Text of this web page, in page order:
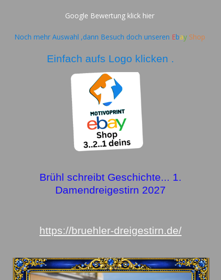
Google Bewertung klick hier
Noch mehr Auswahl ,dann Besuch doch unseren EbayShop
Einfach aufs Logo klicken .
Brühl schreibt Geschichte... 1.
Damendreigestirn 2027
https://bruehler-dreigestirn.de/